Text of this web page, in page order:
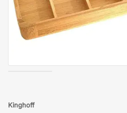
Kinghoff